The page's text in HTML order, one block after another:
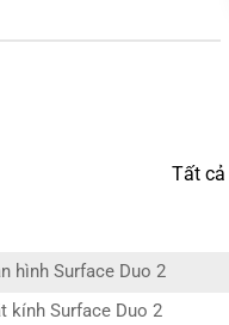
Tất cả
hình Surface Duo 2
kính Surface Duo 2